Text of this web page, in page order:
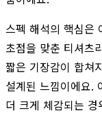
스펙 해석의 핵심은
초점을 맞춘 티셔츠
짧은 기장감이 합쳐
설계된 느낌이에요.
더 크게 체감되는 경